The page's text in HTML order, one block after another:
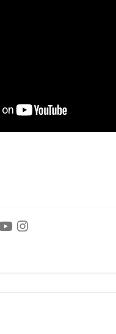
YoutubeInstagram